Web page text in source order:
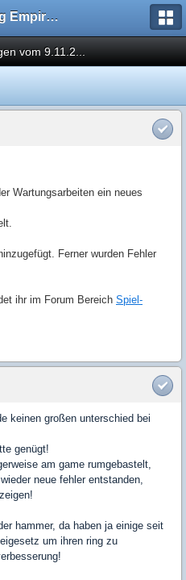
Big Bang Empire - Forum
vom 9.11.2...
Wartungsarbeiten ein neues
Ferner wurden Fehler
ihr im Forum Bereich Spiel-
keinen großen unterschied bei
genügt!
am game rumgebastelt,
neue fehler entstanden,
hammer, da haben ja einige seit
um ihren ring zu